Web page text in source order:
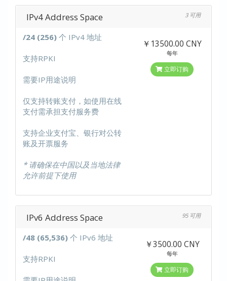
IPv4 Address Space 3 可用
/24 (256) 个 IPv4 地址
支持RPKI
需要IP用途说明
仅支持转账支付，如使用在线
支付需承担支付服务费
支持企业支付宝、银行对公转
账及开票服务
* 请确保在中国以及当地法律
允许前提下使用
￥13500.00 CNY
每年
立即订购
IPv6 Address Space 95 可用
/48 (65,536) 个 IPv6 地址
支持RPKI
￥3500.00 CNY
每年
立即订购